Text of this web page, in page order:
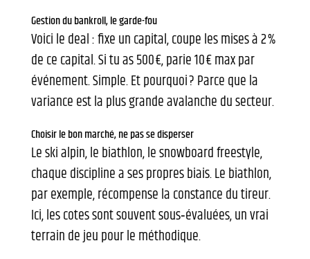
Gestion du bankroll, le garde-fou
Voici le deal : fixe un capital, coupe les mises à 2 %
de ce capital. Si tu as 500 €, parie 10 € max par
événement. Simple. Et pourquoi ? Parce que la
variance est la plus grande avalanche du secteur.
Choisir le bon marché, ne pas se disperser
Le ski alpin, le biathlon, le snowboard freestyle,
chaque discipline a ses propres biais. Le biathlon,
par exemple, récompense la constance du tireur.
Ici, les cotes sont souvent sous‑évaluées, un vrai
terrain de jeu pour le méthodique.